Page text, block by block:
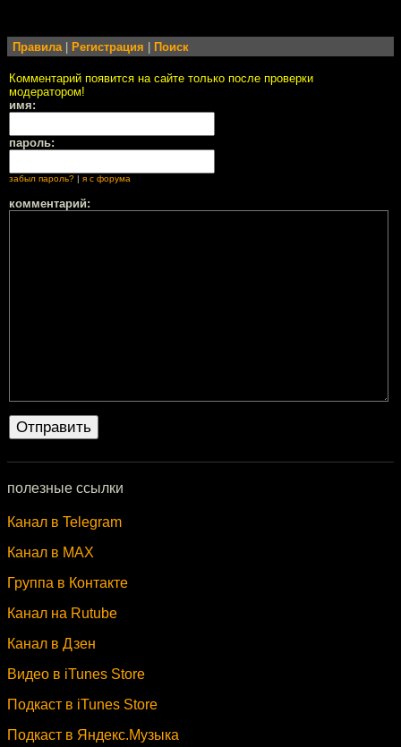
Правила| Регистрация Поиск
Комментарий появится на сайте только после проверки
модератором!
имя:
пароль:
забыл пароль? я с форума
комментарий:
полезные ссылки
Канал в Telegram
Канал в MAX
Группа в Контакте
Канал на Rutube
Канал в Дзен
Видео в iTunes Store
Подкаст в iTunes Store
Подкаст в Яндекс.Музыка